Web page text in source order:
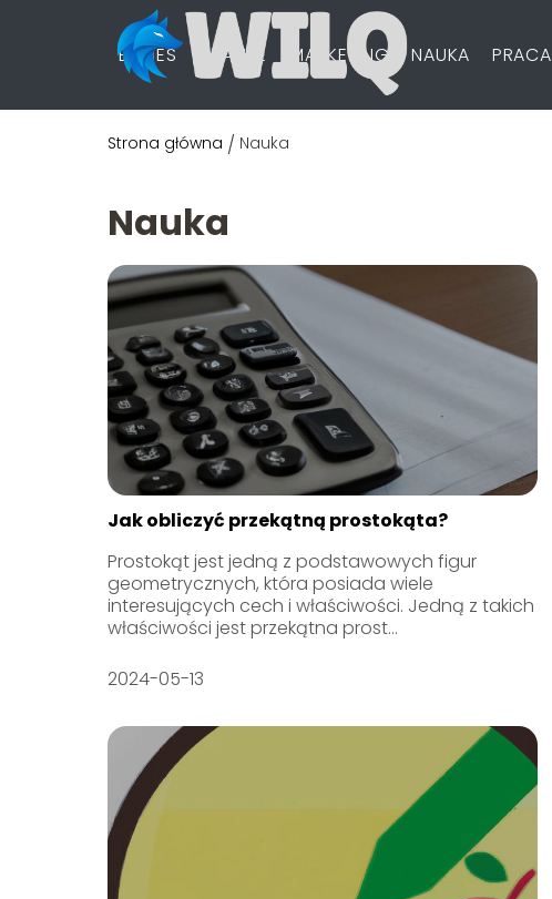
BIZNES FINANSE MARKETING NAUKA PRACA
Strona główna / Nauka
Nauka
Jak obliczyć przekątną prostokąta?
Prostokąt jest jedną z podstawowych figur
geometrycznych, która posiada wiele
interesujących cech i właściwości. Jedną z takich
właściwości jest przekątna prost...
2024-05-13